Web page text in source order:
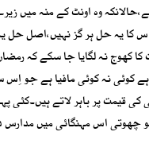
وہ اونٹ کے منہ میں
کا یہ حل ہر گز نہیں،اصل حل
کھوج نہ لگایا جا سکے کہ
سیب 500 روپے کلو کیوں ہو جاتا ہے۔ظاہر ہے کوئی نہ کوئی مافیا
قیمت پر باہر لاتے ہیں۔کئی
اس مہنگائی میں مدارس